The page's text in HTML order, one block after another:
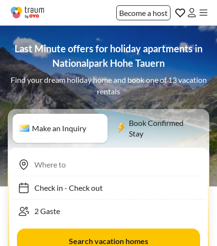
Become a host
Last Minute offers for holiday apartments in
Nationalpark Hohe Tauern
Find your dream holiday home and book one of 13 vacation
rentals
Make an Inquiry
Book Confirmed
Stay
Check in- Check out
Search vacation homes